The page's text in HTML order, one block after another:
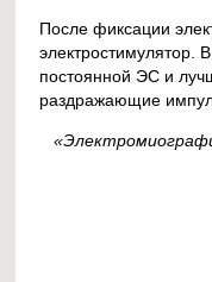
После фиксации
электростимулятор.
постоянной ЭС и
раздражающие